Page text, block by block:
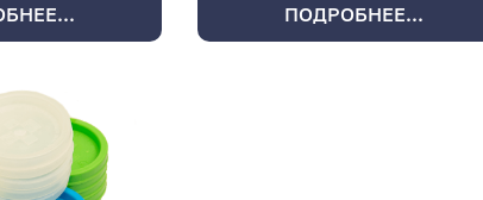
ПОДРОБНЕЕ...